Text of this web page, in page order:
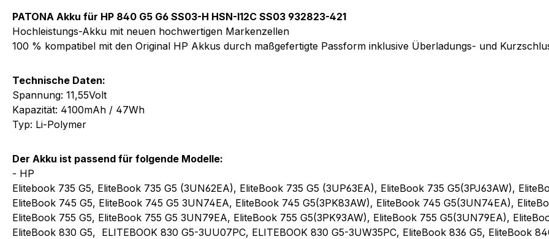
PATONA Akku für HP 840 G5 G6 SS03-H HSN-I12C SS03 932823-421
Hochleistungs-Akku mit neuen hochwertigen Markenzellen
100 % kompatibel mit den Original HP Akkus durch maßgefertigte Passform inklusive Überladungs- und
Technische Daten:
Spannung: 11,55Volt
Kapazität: 4100mAh / 47Wh
Typ: Li-Polymer
Der Akku ist passend für folgende Modelle:
- HP
Elitebook 735 G5, EliteBook 735 G5 (3UN62EA), EliteBook 735 G5 (3UP63EA), EliteBook 735 G5(3PJ63AW),
EliteBook 745 G5, EliteBook 745 G5 3UN74EA, EliteBook 745 G5(3PK83AW), EliteBook 745 G5(3UN74EA),
EliteBook 755 G5, EliteBook 755 G5 3UN79EA, EliteBook 755 G5(3PK93AW), EliteBook 755 G5(3UN79EA),
EliteBook 830 G5, ELITEBOOK 830 G5-3UU07PC, ELITEBOOK 830 G5-3UW35PC, EliteBook 836 G5, EliteBook